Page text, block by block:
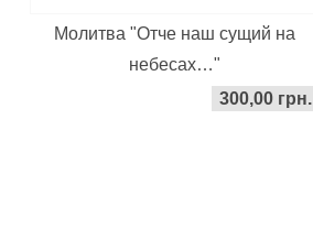
Молитва "Отче наш сущий на
небесах…"
300,00 грн.